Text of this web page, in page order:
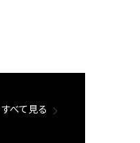
すべて見る